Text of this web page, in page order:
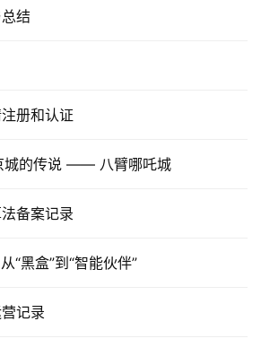
结
册和认证
城的传说 —— 八臂哪吒城
备案记录
“黑盒”到“智能伙伴”
记录